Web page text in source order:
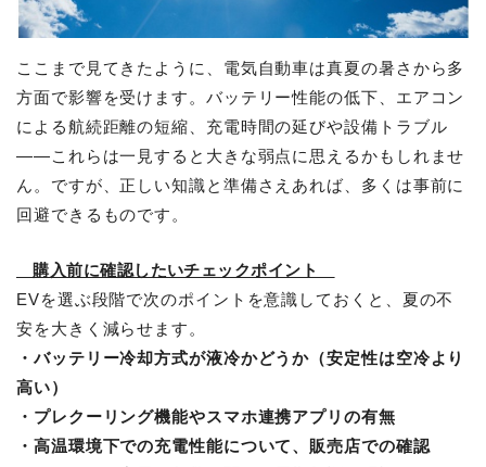
ここまで見てきたように、電気自動車は真夏の暑さから多
方面で影響を受けます。バッテリー性能の低下、エアコン
による航続距離の短縮、充電時間の延びや設備トラブル
――これらは一見すると大きな弱点に思えるかもしれませ
ん。ですが、正しい知識と準備さえあれば、多くは事前に
回避できるものです。
購入前に確認したいチェックポイント
EVを選ぶ段階で次のポイントを意識しておくと、夏の不
安を大きく減らせます。
・バッテリー冷却方式が液冷かどうか（安定性は空冷より
高い）
・プレクーリング機能やスマホ連携アプリの有無
・高温環境下での充電性能について、販売店での確認